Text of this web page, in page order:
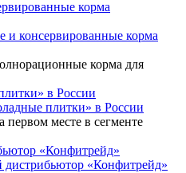
и консервированные корма
корма для
плитки» в России
первом месте в сегменте
«Конфитрейд»